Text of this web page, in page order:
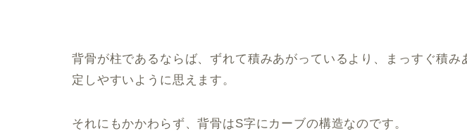
背骨が柱であるならば、ずれて積みあがっているより、まっすぐ積み
定しやすいように思えます。
それにもかかわらず、背骨はS字にカーブの構造なのです。